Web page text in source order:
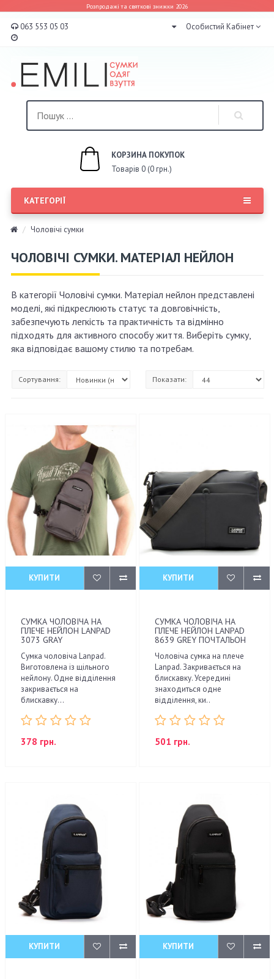
Розпродажі та святкові знижки 2026
063 553 05 03 Особистий Кабінет
КОРЗИНА ПОКУПОК
Товарів 0 (0 грн.)
КАТЕГОРІЇ
Чоловічі сумки
ЧОЛОВІЧІ СУМКИ. МАТЕРІАЛ НЕЙЛОН
В категорії Чоловічі сумки. Матеріал нейлон представлені
моделі, які підкреслюють статус та довговічність,
забезпечують легкість та практичність та відмінно
підходять для активного способу життя. Виберіть сумку,
яка відповідає вашому стилю та потребам.
Сортування: Показати:
КУПИТИ
СУМКА ЧОЛОВІЧА НА
ПЛЕЧЕ НЕЙЛОН LANPAD
3073 GRAY
Сумка чоловіча Lanpad.
Виготовлена ​​із щільного
нейлону. Одне відділення
закривається на
блискавку...
378 грн.
КУПИТИ
СУМКА ЧОЛОВІЧА НА
ПЛЕЧЕ НЕЙЛОН LANPAD
8639 GREY ПОЧТАЛЬОН
Чоловіча сумка на плече
Lanpad. Закривається на
блискавку. Усередині
знаходиться одне
відділення, ки..
501 грн.
КУПИТИ КУПИТИ